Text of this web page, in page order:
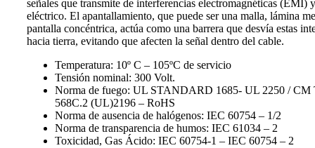
señales que transmite de interferencias electromagnéticas (EMI)
eléctrico. El apantallamiento, que puede ser una malla, lámina
pantalla concéntrica, actúa como una barrera que desvía estas
hacia tierra, evitando que afecten la señal dentro del cable.
Temperatura: 10º C – 105ºC de servicio
Tensión nominal: 300 Volt.
Norma de fuego: UL STANDARD 1685- UL 2250 /
568C.2 (UL)2196 – RoHS
Norma de ausencia de halógenos: IEC 60754 – 1/2
Norma de transparencia de humos: IEC 61034 – 2
Toxicidad, Gas Ácido: IEC 60754-1 – IEC 60754 – 2